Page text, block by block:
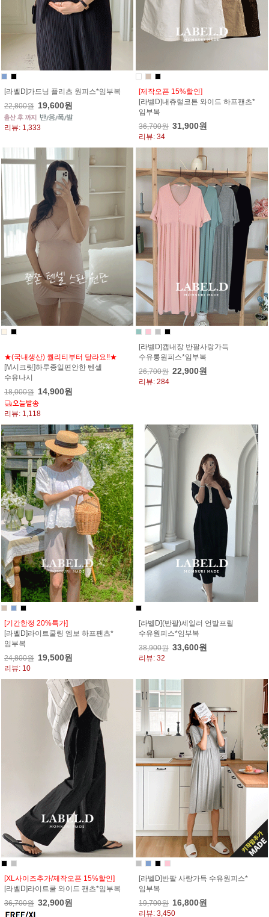
[라벨D]가드닝 플리츠 원피스*임부복
22,800원 19,600원
리뷰: 1,333
[제작오픈 15%할인]
[라벨D]내츄럴코튼 와이드 하프팬츠*
임부복
36,700원 31,900원
리뷰: 34
★(국내생산) 퀄리티부터 달라요!!★
[M시크릿]하루종일편안한 텐셀
수유나시
18,000원 14,900원
리뷰: 1,118
[라벨D]캡내장 반팔사랑가득
수유롱원피스*임부복
26,700원 22,900원
리뷰: 284
[기간한정 20%특가]
[라벨D]라이트쿨링 엠보 하프팬츠*
임부복
24,800원 19,500원
리뷰: 10
[라벨D](반팔)세일러 언발프릴
수유원피스*임부복
38,900원 33,600원
리뷰: 32
[XL사이즈추가/제작오픈 15%할인]
[라벨D]라이트쿨 와이드 팬츠*임부복
36,700원 32,900원
[라벨D]반팔 사랑가득 수유원피스*
임부복
19,700원 16,800원
리뷰: 3,450